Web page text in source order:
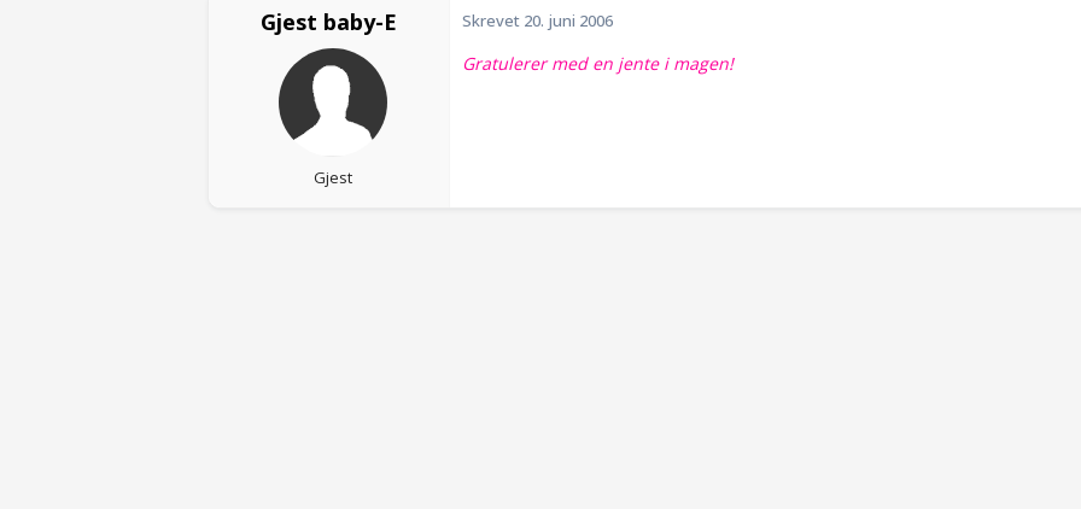
Gjest baby-E
Gjest
Skrevet 20. juni 2006
Gratulerer med en jente i magen!